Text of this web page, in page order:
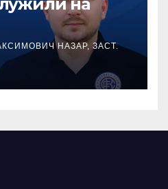
НАЗАР, ЗАСТ.